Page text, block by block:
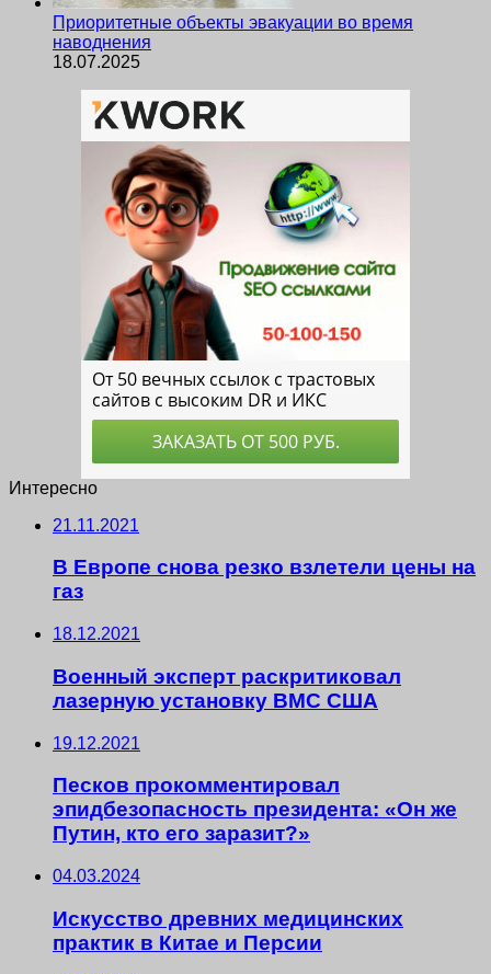
Приоритетные объекты эвакуации во время
наводнения
18.07.2025
Интересно
21.11.2021
В Европе снова резко взлетели цены на
газ
18.12.2021
Военный эксперт раскритиковал
лазерную установку ВМС США
19.12.2021
Песков прокомментировал
эпидбезопасность президента: «Он же
Путин, кто его заразит?»
04.03.2024
Искусство древних медицинских
практик в Китае и Персии